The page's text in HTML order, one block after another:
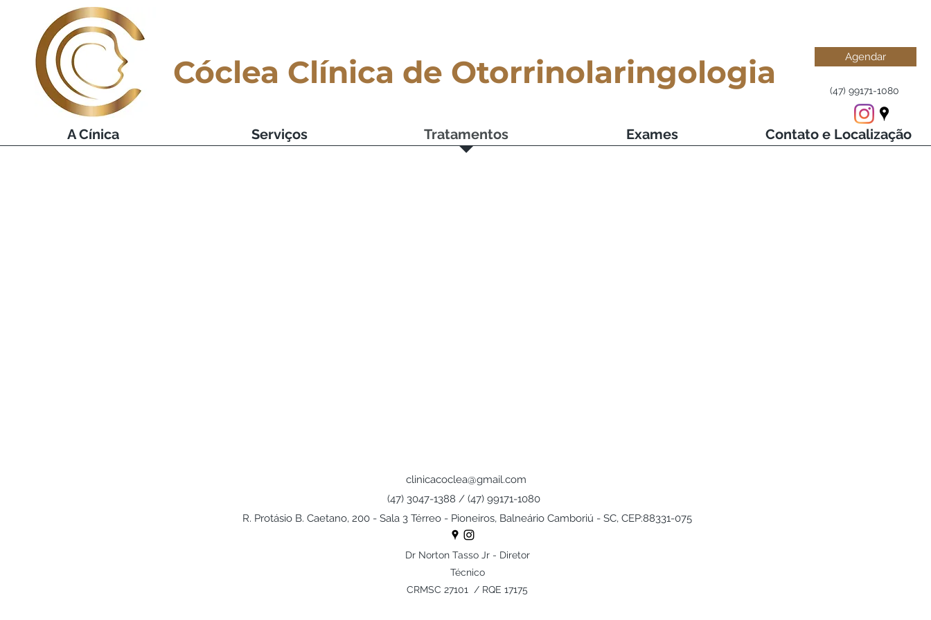
Agendar
(47) 99171-1080
Cóclea Clínica de Otorrinolaringologia
A Cínica Serviços Tratamentos Exames Contato e Localização
clinicacoclea@gmail.com
(47) 3047-1388 / (47) 99171-1080
R. Protásio B. Caetano, 200 - Sala 3 Térreo - Pioneiros, Balneário Camboriú - SC, CEP:88331-075
Dr Norton Tasso Jr - Diretor
Técnico
CRMSC 27101 / RQE 17175